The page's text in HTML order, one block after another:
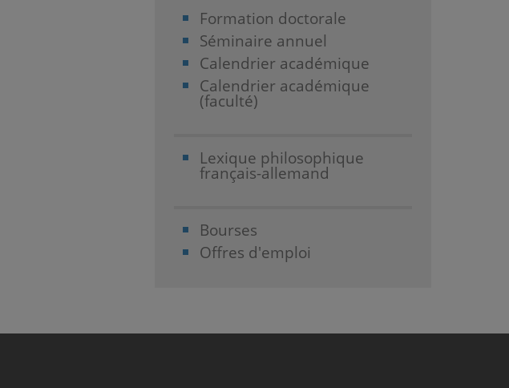
Formation doctorale
Séminaire annuel
Calendrier académique
Calendrier académique
(faculté)
Lexique philosophique
français-allemand
Bourses
Offres d'emploi